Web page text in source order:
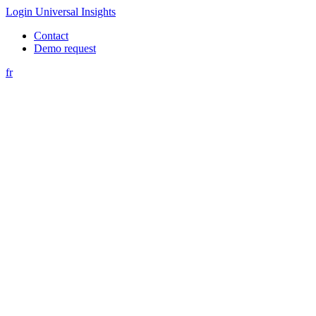
Login Universal Insights
Contact
Demo request
fr